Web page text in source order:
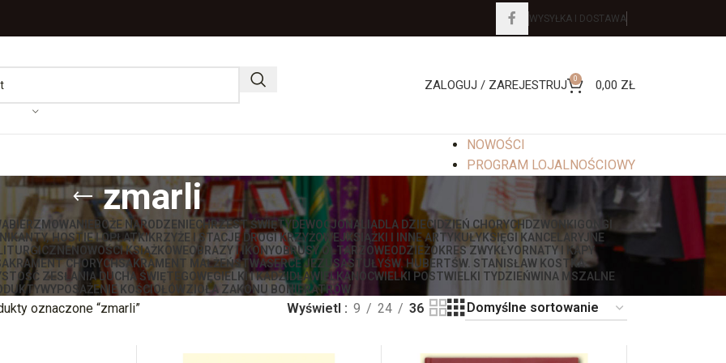
WYSYŁKA I DOSTAWA
ZALOGUJ / ZAREJESTRUJ 0 0,00 ZŁ
NOWOŚCI
PROGRAM LOJALNOŚCIOWY
zmarli
BIERZMOWANIE BOŻE NARODZENIECHRZEST ŚWIĘTYDEWOCJONALIADLA DZIECI DZIEŃ CHORYCH DZWONKI GONGI
HOSTIE I OPŁATKIKRZYŻE I STACJE DROGI KRZYŻOWEJKSIĄŻKI I INNE ARTYKUŁYKSIĘGI KANCELARYJNE
NOWOŚCI KSIĄŻKOWEOBRAZY I IKONYOBRUSY OŁTARZOWEODZIEŻOKRES ZWYKŁYORNATY I KAPY
CHORYCHSAKRAMENT MAŁŻEŃSTWASERCE JEZUSASTUŁYŚW. HUBERTŚW. STANISŁAW KOSTKA
ZESŁANIA DUCHA ŚWIĘTEGO WĘGIELKI I KADZIDŁAWIELKANOCWIELKI POSTWIELKI TYDZIEŃWINA MSZALNE
WYPOSAŻENIE KOŚCIOŁÓWZIOŁA ZAKONU BONIFRATRÓW
oznaczone “zmarli” Wyświetl 9 24 36